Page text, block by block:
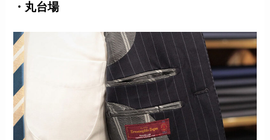
・丸台場